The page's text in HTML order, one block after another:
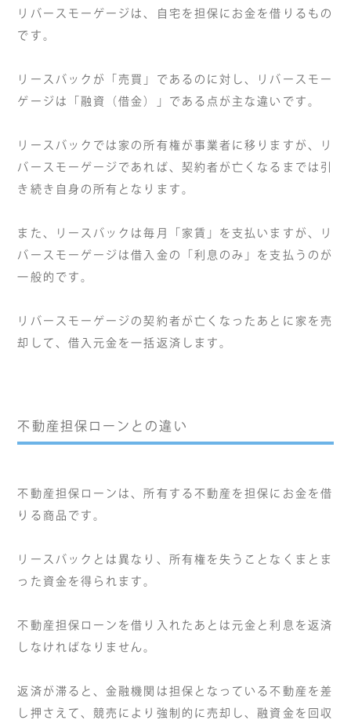
リバースモーゲージは、自宅を担保にお金を借りるもの
です。
リースバックが「売買」であるのに対し、リバースモー
ゲージは「融資（借金）」である点が主な違いです。
リースバックでは家の所有権が事業者に移りますが、リ
バースモーゲージであれば、契約者が亡くなるまでは引
き続き自身の所有となります。
また、リースバックは毎月「家賃」を支払いますが、リ
バースモーゲージは借入金の「利息のみ」を支払うのが
一般的です。
リバースモーゲージの契約者が亡くなったあとに家を売
却して、借入元金を一括返済します。
不動産担保ローンとの違い
不動産担保ローンは、所有する不動産を担保にお金を借
りる商品です。
リースバックとは異なり、所有権を失うことなくまとま
った資金を得られます。
不動産担保ローンを借り入れたあとは元金と利息を返済
しなければなりません。
返済が滞ると、金融機関は担保となっている不動産を差
し押さえて、競売により強制的に売却し、融資金を回収